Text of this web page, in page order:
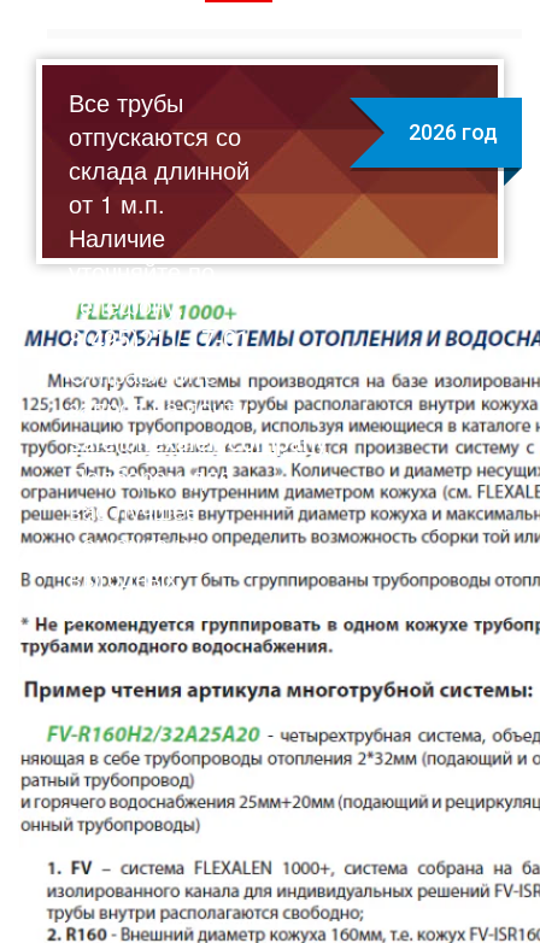
Все трубы
отпускаются со
склада длинной
от 1 м.п.
Наличие
уточняйте по
телефону:
8(495)211-17-01
Отправляйте
запрос на почту:
sale@flexalen.company
Подберем для
вас лучшее
решение на
выгодных
2026 год